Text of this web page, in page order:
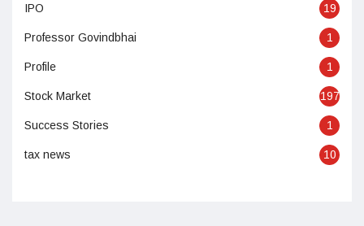
IPO 19
Professor Govindbhai 1
Profile 1
Stock Market 197
Success Stories 1
tax news 10